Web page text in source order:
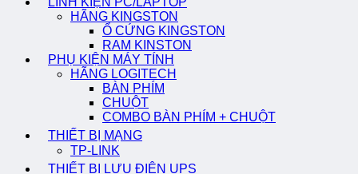
HÃNG KINGSTON
Ổ CỨNG KINGSTON
RAM KINSTON
PHỤ KIỆN MÁY TÍNH
HÃNG LOGITECH
BÀN PHÍM
CHUỘT
COMBO BÀN PHÍM + CHUỘT
THIẾT BỊ MẠNG
TP-LINK
THIẾT BỊ LƯU ĐIỆN UPS